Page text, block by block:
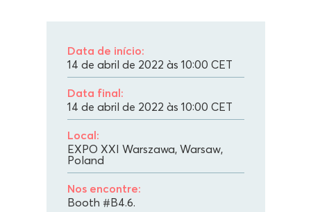
Data de início:
14 de abril de 2022 às 10:00 CET
Data final:
14 de abril de 2022 às 10:00 CET
Local:
EXPO XXI Warszawa, Warsaw,
Poland
Nos encontre:
Booth #B4.6.